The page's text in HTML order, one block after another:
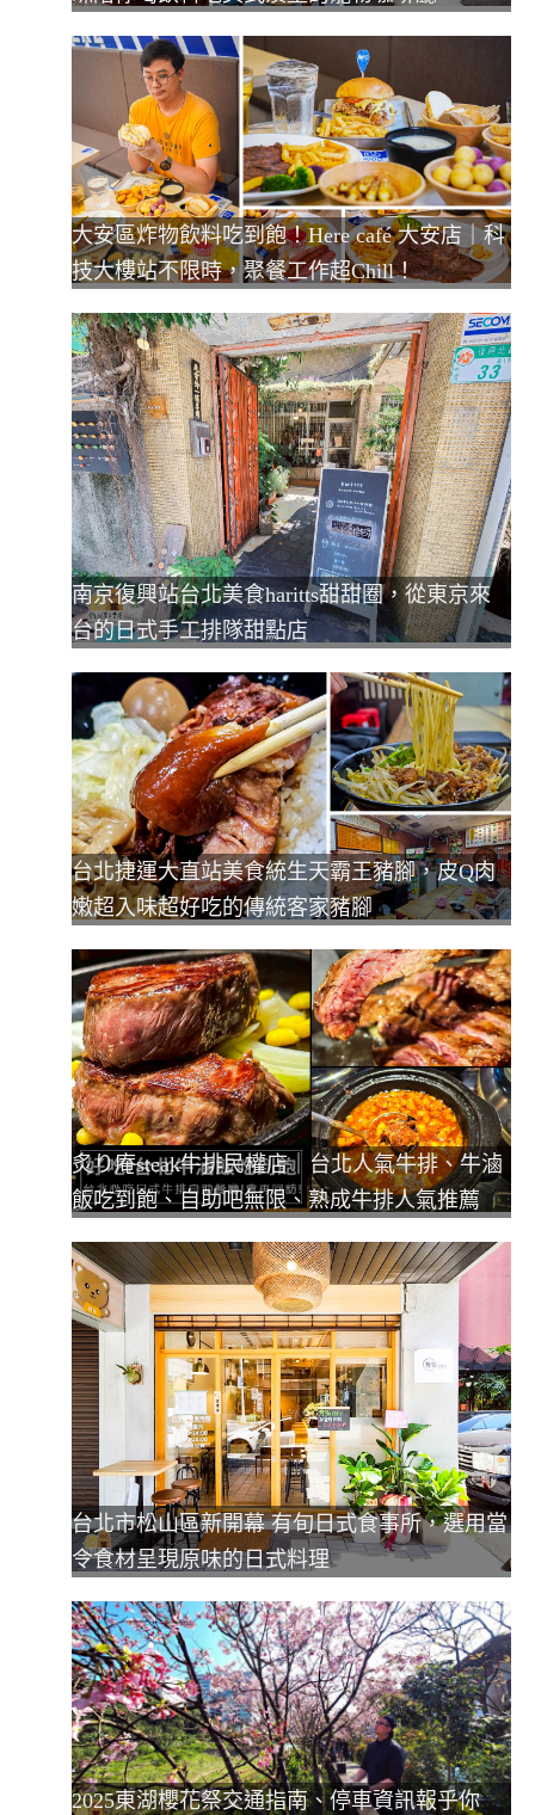
大安區炸物飲料吃到飽！Here café 大安店｜科
技大樓站不限時，聚餐工作超Chill！
南京復興站台北美食haritts甜甜圈，從東京來
台的日式手工排隊甜點店
台北捷運大直站美食統生天霸王豬腳，皮Q肉
嫩超入味超好吃的傳統客家豬腳
炙り庵steak牛排民權店｜台北人氣牛排、牛滷
飯吃到飽、自助吧無限、熟成牛排人氣推薦
台北市松山區新開幕 有旬日式食事所，選用當
令食材呈現原味的日式料理
2025東湖櫻花祭交通指南、停車資訊報乎你